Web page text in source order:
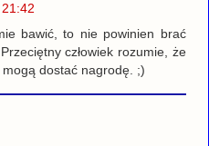
bawić, to nie powinien brać
człowiek rozumie, że
dostać nagrodę. ;)